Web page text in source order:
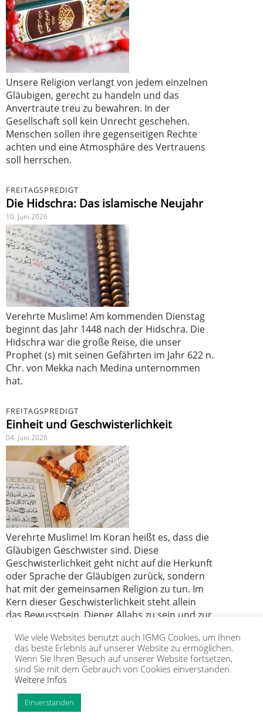
Unsere Religion verlangt von jedem einzelnen
Gläubigen, gerecht zu handeln und das
Anvertraute treu zu bewahren. In der
Gesellschaft soll kein Unrecht geschehen.
Menschen sollen ihre gegenseitigen Rechte
achten und eine Atmosphäre des Vertrauens
soll herrschen.
FREITAGSPREDIGT
Die Hidschra: Das islamische Neujahr
10. Juni 2026
Verehrte Muslime! Am kommenden Dienstag
beginnt das Jahr 1448 nach der Hidschra. Die
Hidschra war die große Reise, die unser
Prophet (s) mit seinen Gefährten im Jahr 622 n.
Chr. von Mekka nach Medina unternommen
hat.
FREITAGSPREDIGT
Einheit und Geschwisterlichkeit
04. Juni 2026
Verehrte Muslime! Im Koran heißt es, dass die
Gläubigen Geschwister sind. Diese
Geschwisterlichkeit geht nicht auf die Herkunft
oder Sprache der Gläubigen zurück, sondern
hat mit der gemeinsamen Religion zu tun. Im
Kern dieser Geschwisterlichkeit steht allein
das Bewusstsein, Diener Allahs zu sein und zur
Muhammad Mustafa (s) zu gehören.
IGMG PRESSE
MITGLIEDSCHAFT
Copyright Islamische Gemeinschaft Millî Görüş e.V. |
Wie viele Websites benutzt auch IGMG Cookies, um Ihnen
das beste Erlebnis auf unserer Website zu ermöglichen.
Wenn Sie Ihren Besuch auf unserer Website fortsetzen,
sind Sie mit dem Gebrauch von Cookies einverstanden.
Weitere Infos
Einverstanden